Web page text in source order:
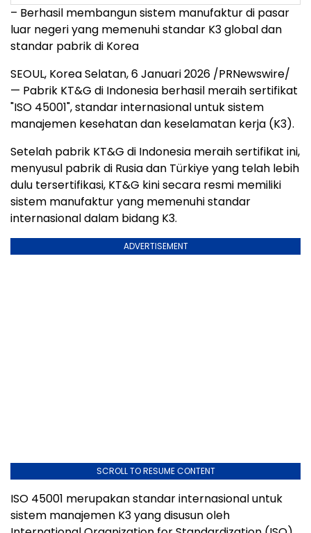
– Berhasil membangun sistem manufaktur di pasar
luar negeri yang memenuhi standar K3 global dan
standar pabrik di Korea
SEOUL, KoreaSelatan,6 Januari 2026 /PRNewswire/
— Pabrik KT&G di Indonesia berhasil meraih sertifikat
"ISO 45001", standar internasional untuk sistem
manajemen kesehatan dan keselamatan kerja (K3).
Setelah pabrik KT&G di Indonesia meraih sertifikat ini,
menyusul pabrik di Rusia dan Türkiye yang telah lebih
dulu tersertifikasi, KT&G kini secara resmi memiliki
sistem manufaktur yang memenuhi standar
internasional dalam bidang K3.
ADVERTISEMENT
SCROLL TO RESUME CONTENT
ISO 45001 merupakan standar internasional untuk
sistem manajemen K3 yang disusun oleh